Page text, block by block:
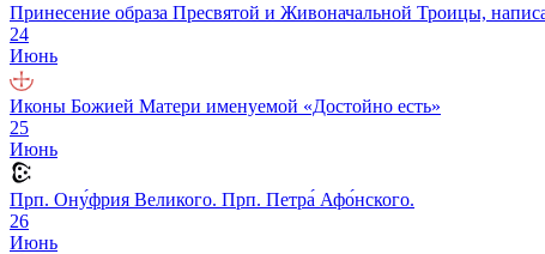
Принесение образа Пресвятой и Живоначальной Троицы,
24
Июнь
Иконы Божией Матери именуемой «Достойно есть»
25
Июнь
Прп. Ону́фрия Великого. Прп. Петра́ Афо́нского.
26
Июнь